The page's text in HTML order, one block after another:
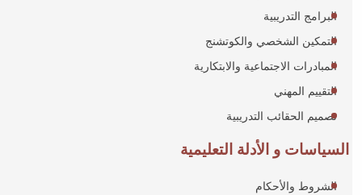
البرامج التدريبية
التمكين الشخصي والكوتشنج
المبادرات الاجتماعية والابتكارية
التقييم المهني
تصميم الحقائب التدريبية
السياسات و الأدلة التعليمية
الشروط والأحكام